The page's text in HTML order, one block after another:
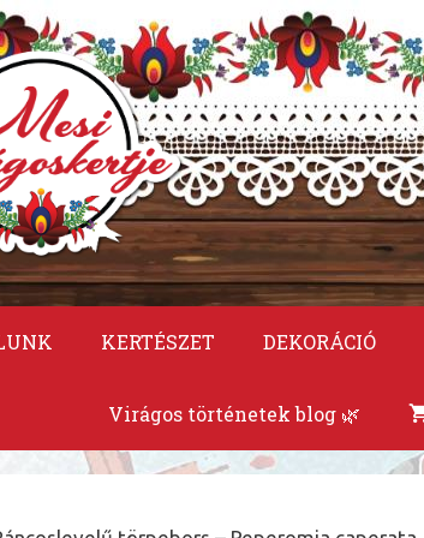
KERTÉSZET DEKORÁCIÓ
Virágos történetek blog 🌿